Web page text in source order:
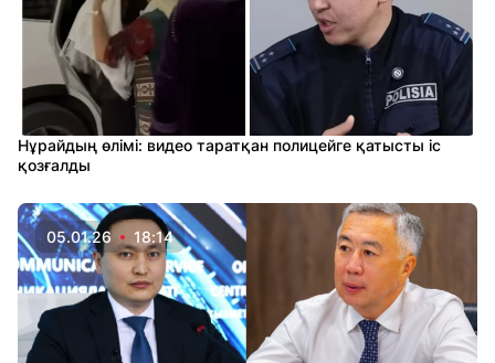
Нұрайдың өлімі: видео таратқан полицейге қатысты іс
қозғалды
05.01.26 18:14